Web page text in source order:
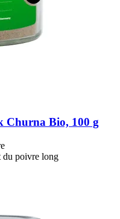
Churna Bio, 100 g
du poivre long